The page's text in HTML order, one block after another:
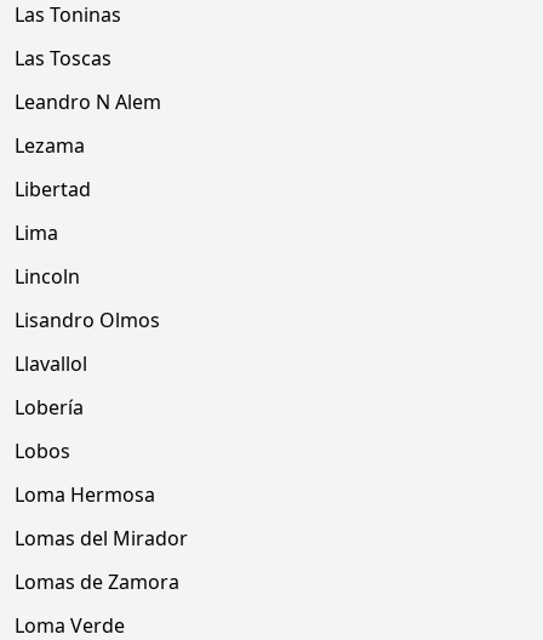
Las Toninas
Las Toscas
Leandro N Alem
Lezama
Libertad
Lima
Lincoln
Lisandro Olmos
Llavallol
Lobería
Lobos
Loma Hermosa
Lomas del Mirador
Lomas de Zamora
Loma Verde